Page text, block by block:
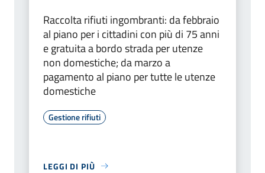
Raccolta rifiuti ingombranti: da febbraio
al piano per i cittadini con più di 75 anni
e gratuita a bordo strada per utenze
non domestiche; da marzo a
pagamento al piano per tutte le utenze
domestiche
Gestione rifiuti
LEGGI DI PIÙ